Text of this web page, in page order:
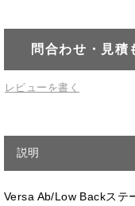
問合わせ・見積
レビューを書く
説明
Versa Ab/Low Backステ